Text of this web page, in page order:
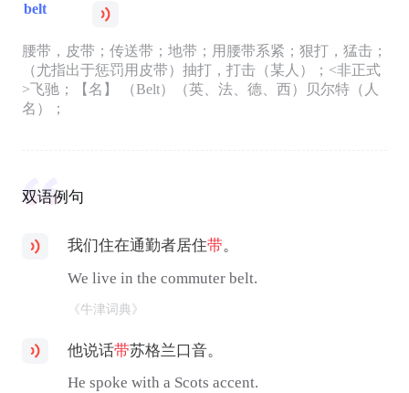
belt
腰带，皮带；传送带；地带；用腰带系紧；狠打，猛击；
（尤指出于惩罚用皮带）抽打，打击（某人）；<非正式
>飞驰；【名】 （Belt）（英、法、德、西）贝尔特（人
名）；
双语例句
我们住在通勤者居住带。
We live in the commuter belt.
《牛津词典》
他说话带苏格兰口音。
He spoke with a Scots accent.